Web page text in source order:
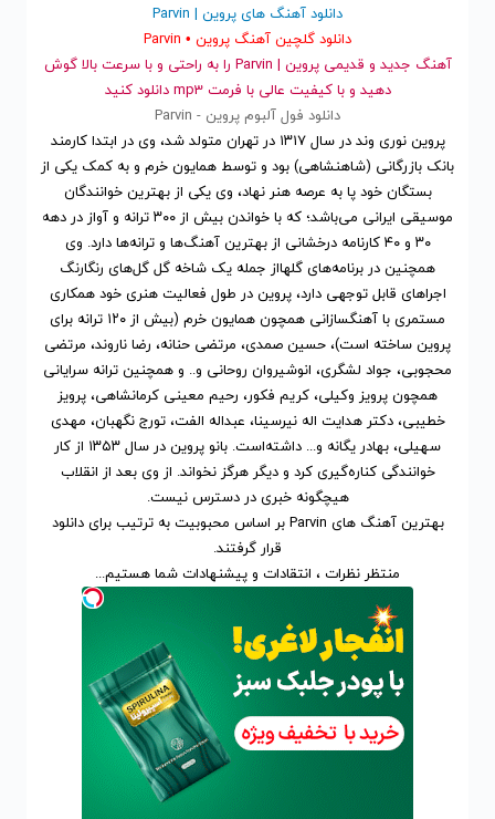
دانلود آهنگ های پروین | Parvin
دانلود گلچین آهنگ پروین • Parvin
آهنگ جدید
و قدیمی پروین | Parvin را به راحتی و با سرعت بالا گوش
دهید و با کیفیت عالی با فرمت mp3 دانلود کنید
دانلود فول آلبوم پروین - Parvin
پروین نوری وند در سال ۱۳۱۷ در تهران متولد شد، وی در ابتدا کارمند
بانک بازرگانی (شاهنشاهی) بود و توسط همایون خرم و به کمک یکی از
بستگان خود پا به عرصه هنر نهاد، وی یکی از بهترین خوانندگان
موسیقی ایرانی می‌باشد؛ که با خواندن بیش از ۳۰۰ ترانه و آواز در دهه
۳۰ و ۴۰ کارنامه درخشانی از بهترین آهنگ‌ها و ترانه‌ها دارد. وی
همچنین در برنامه‌های گلهااز جمله یک شاخه گل گل‌های رنگارنگ
اجراهای قابل توجهی دارد، پروین در طول فعالیت هنری خود همکاری
مستمری با آهنگسازانی همچون همایون خرم (بیش از ۱۲۰ ترانه برای
پروین ساخته است)، حسین صمدی، مرتضی حنانه، رضا ناروند، مرتضی
محجوبی، جواد لشگری، انوشیروان روحانی و.. و همچنین ترانه سرایانی
همچون پرویز وکیلی، کریم فکور، رحیم معینی کرمانشاهی، پرویز
خطیبی، دکتر هدایت اله نیرسینا، عبداله الفت، تورج نگهبان، مهدی
سهیلی، بهادر یگانه و... داشته‌است. بانو پروین در سال ۱۳۵۳ از کار
خوانندگی کناره‌گیری کرد و دیگر هرگز نخواند. از وی بعد از انقلاب
هیچگونه خبری در دسترس نیست.
بهترین آهنگ های Parvin
بر اساس محبوبیتبه ترتیب برایدانلود
قرار گرفتند.
منتظر نظرات ، انتقادات و پیشنهادات شما هستیم...